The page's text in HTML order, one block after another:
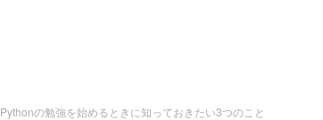
Pythonの勉強を始めるときに知っておきたい3つのこと